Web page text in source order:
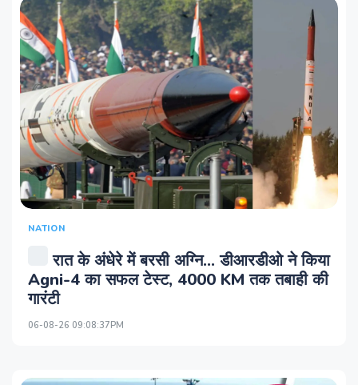
NATION
रात के अंधेरे में बरसी अग्नि... डीआरडीओ ने किया
Agni-4 का सफल टेस्‍ट, 4000 KM तक तबाही की
गारंटी
06-08-26 09:08:37PM